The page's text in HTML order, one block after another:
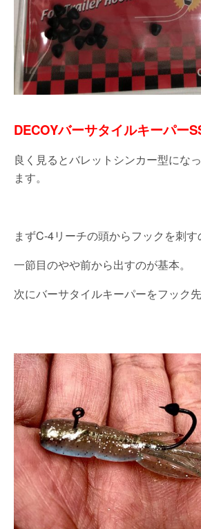
DECOYバーサタイルキーパー
良く見るとバレットシンカー型にな
ます。
まずC-4リーチの頭からフックを刺す
一節目のやや前から出すのが基本。
次にバーサタイルキーパーをフック